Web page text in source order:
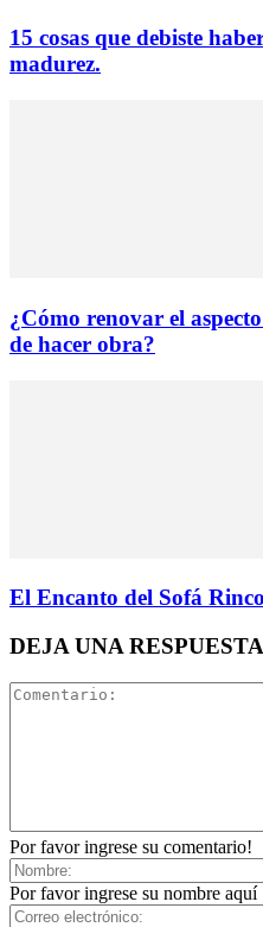
15 cosas que debiste
madurez.
¿Cómo renovar el
de hacer obra?
El Encanto del Sofá
DEJA UNA RESPUESTA
Por favor ingrese su comentario!
Por favor ingrese su nombre aquí